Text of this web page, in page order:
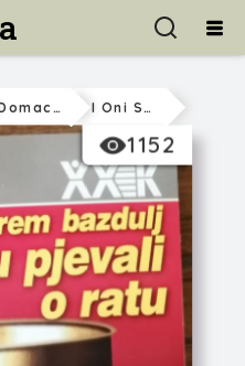
Domaca I Oni Su Pjevali O Ratu
1152